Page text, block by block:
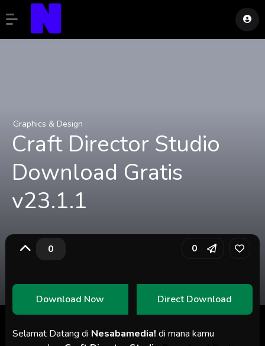
Graphics & Design
Craft Director Studio
Download Gratis
v23.1.1
0 0
Download Now Direct Download
Selamat Datang di Nesabamedia! di mana kamu